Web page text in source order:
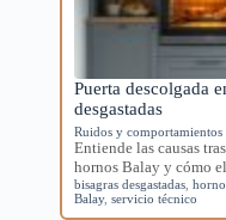
Puerta descolgada
desgastadas
Ruidos y comportamientos
Entiende las causas
hornos Balay y cómo
bisagras desgastadas ,
Balay,servicio técnico